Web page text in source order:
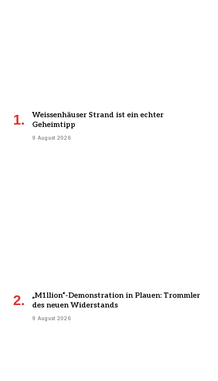
Weissenhäuser Strand ist ein echter
Geheimtipp
9 August 2026
„M1llion“-Demonstration in Plauen: Trommler
des neuen Widerstands
9 August 2026